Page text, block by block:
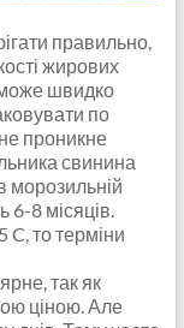
правильно,
жирових
може швидко
по
проникне
свинина
морозильній
6-8 місяців.
то терміни
так як
ціною. Але